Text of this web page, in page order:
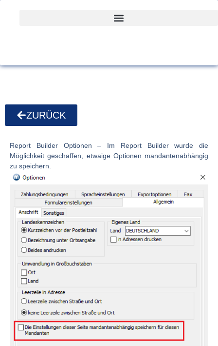
ZURÜCK
Report Builder Optionen – Im Report Builder wurde die
Möglichkeit geschaffen, etwaige Optionen mandantenabhängig
zu speichern.